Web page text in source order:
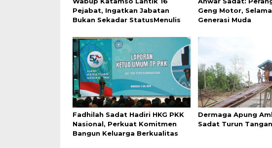
Pejabat, Ingatkan Jabatan
Bukan Sekadar StatusMenulis
Geng Motor,
Generasi Muda
Fadhilah Sadat Hadiri HKG PKK
Nasional, Perkuat Komitmen
Bangun Keluarga Berkualitas
Dermaga Apung
Sadat Turun Tangan